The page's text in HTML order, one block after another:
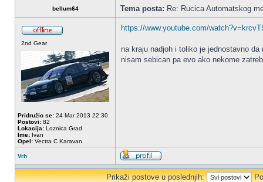
bellum64 Tema posta: Re: Rucica Automatskog
2nd Gear
Pridružio se: 24 Mar 2013 22:30
Postovi: 82
Lokacija: Loznica Grad
Ime: Ivan
Opel: Vectra C Karavan
https://www.youtube.com/
na kraju nadjoh i toliko je jednostavno da
nisam sebican pa evo ako nekome
Vrh
Prikaži postove u poslednjih: